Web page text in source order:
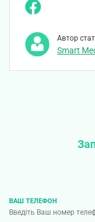
Автор
Smart
ВАШ ТЕЛЕФОН